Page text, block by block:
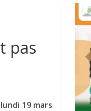
pas
19 mars